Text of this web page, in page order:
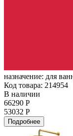
назначение: для
Код товара: 214954
В наличии
66290 Р
53032 Р
Подробнее